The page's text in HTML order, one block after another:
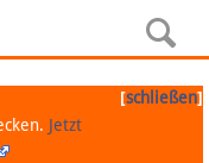
[schließen]
Jetzt